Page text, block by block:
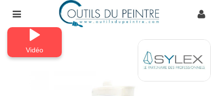
Vidéo